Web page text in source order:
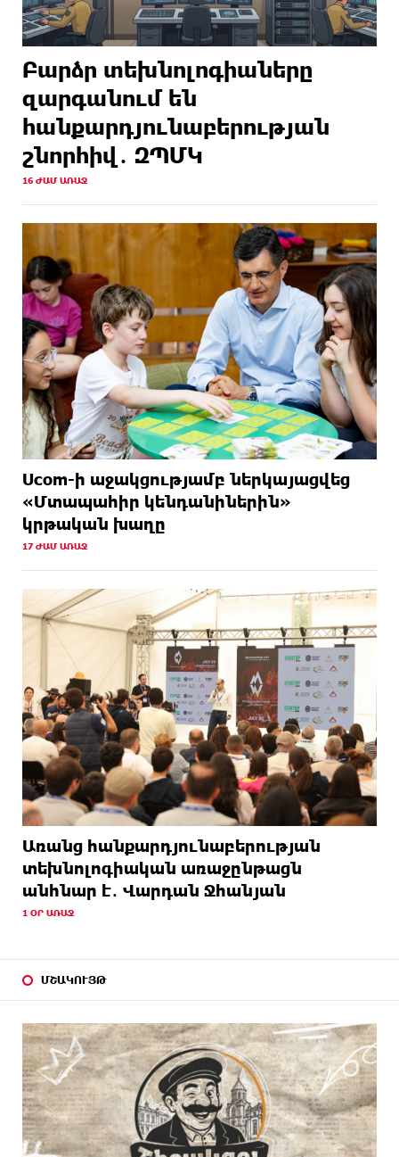
Բարձր տեխնոլոգիաները
զարգանում են
հանքարդյունաբերության
շնորհիվ․ ԶՊՄԿ
16 ԺԱՄ ԱՌԱՋ
Ucom-ի աջակցությամբ ներկայացվեց
«Մտապահիր կենդանիներին»
կրթական խաղը
17 ԺԱՄ ԱՌԱՋ
Առանց հանքարդյունաբերության
տեխնոլոգիական առաջընթացն
անհնար է․ Վարդան Ջհանյան
1 ՕՐ ԱՌԱՋ
ՄՇԱԿՈՒՅԹ